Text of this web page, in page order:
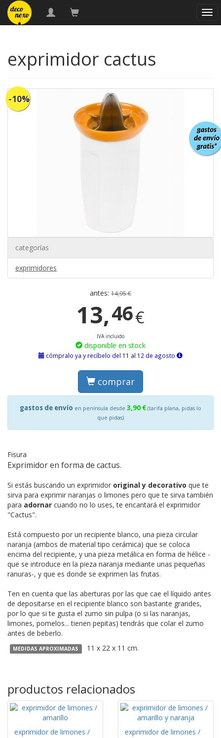
exprimidor cactus
-10%
categorías
exprimidores
antes: 14,95 €
13,46€
IVA incluido
disponible en stock
cómpralo ya y recíbelo del 11 al 12 de agosto
comprar
gastos de envío en península desde 3,90 € (tarifa plana, pidas lo
que pidas)
Fisura
Exprimidor en forma de cactus.
Si estás buscando un exprimidor original y decorativo que te
sirva para exprimir naranjas o limones pero que te sirva también
para adornar cuando no lo uses, te encantará el exprimidor
"Cactus".
Está compuesto por un recipiente blanco, una pieza circular
naranja (ambos de material tipo cerámica) que se coloca
encima del recipiente, y una pieza metálica en forma de hélice -
que se introduce en la pieza naranja mediante unas pequeñas
ranuras-, y que es donde se exprimen las frutas.
Ten en cuenta que las aberturas por las que cae el líquido antes
de depositarse en el recipiente blanco son bastante grandes,
por lo que si te gusta el zumo sin pulpa (o si las naranjas,
limones, pomelos... tienen pepitas) tendrás que colar el zumo
antes de beberlo.
MEDIDAS APROXIMADAS 11 x 22 x 11 cm.
productos relacionados
exprimidor de limones /
exprimidor de limones /